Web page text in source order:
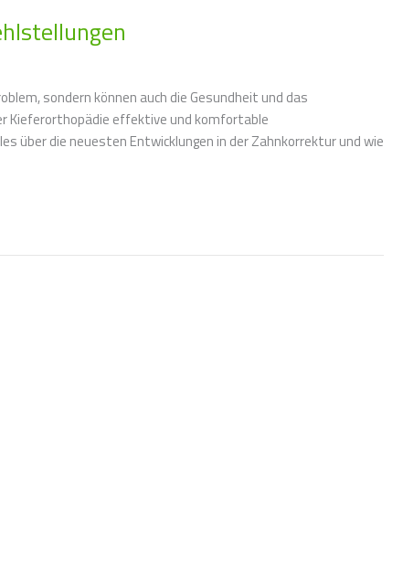
sondern können auch die Gesundheit und das
Kieferorthopädie effektive und komfortable
über die neuesten Entwicklungen in der Zahnkorrektur und wie